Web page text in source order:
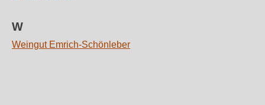
W
Weingut Emrich-Schönleber